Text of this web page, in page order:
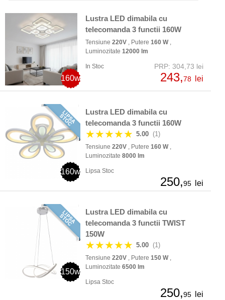
160w
Lustra LED dimabila cu
telecomanda 3 functii 160W
Tensiune 220V , Putere 160 W,
Luminozitate 12000 lm
In Stoc PRP: 304,73 lei
243,78 lei
160w
Lustra LED dimabila cu
telecomanda 3 functii 160W
★★★★★ 5.00 (1)
Tensiune 220V , Putere 160 W,
Luminozitate 8000 lm
Lipsa Stoc
250,95 lei
150w
Lustra LED dimabila cu
telecomanda 3 functii TWIST
150W
★★★★★ 5.00 (1)
Tensiune 220V , Putere 150 W,
Luminozitate 6500 lm
Lipsa Stoc
250,95 lei